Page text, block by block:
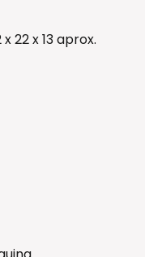
22 x 13 aprox.